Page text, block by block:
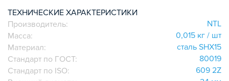
ИГОЛЬЧАТЫЕ РОЛИКОВЫЕ
ЛИНЕЙНЫЕ СОЕДИНИТЕЛИ
ДОПОЛНИТЕЛЬНАЯ ОБРАБОТКА
ПАРАЛЛЕЛЬНЫЕ СОЕДИНИТЕЛИ
ПРОМЫШЛЕННАЯ МЕБЕЛЬ
ТЕХНИЧЕСКИЕ ХАРАКТЕРИСТИКИ
Производитель:
NTL
Масса:
0,015 кг / шт
Материал:
сталь SHX15
Стандарт по ГОСТ:
80019
Стандарт по ISO:
609 2Z